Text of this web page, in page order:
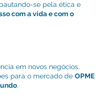
se pela ética e
com a vida e com o
em novos negócios,
para o mercado de OPME
.